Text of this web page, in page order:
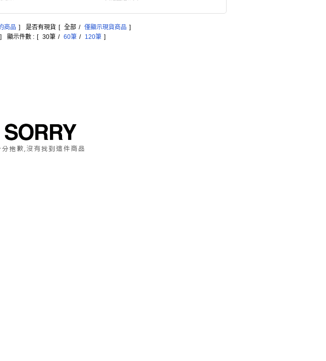
商品 ] 是否有現貨 [ 全部 / 僅顯示現貨商品 ]
] 顯示件數 : [ 30筆 / 60筆 / 120筆 ]